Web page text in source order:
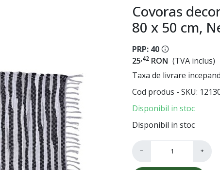
Covoras
80 x 50 cm,
PRP: 40
25,42 RON (TVA inclus)
Taxa de livrare
Cod produs - SKU
Disponibil in stoc
Disponibil in stoc
− +